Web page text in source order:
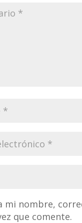
mi nombre,
que comente.